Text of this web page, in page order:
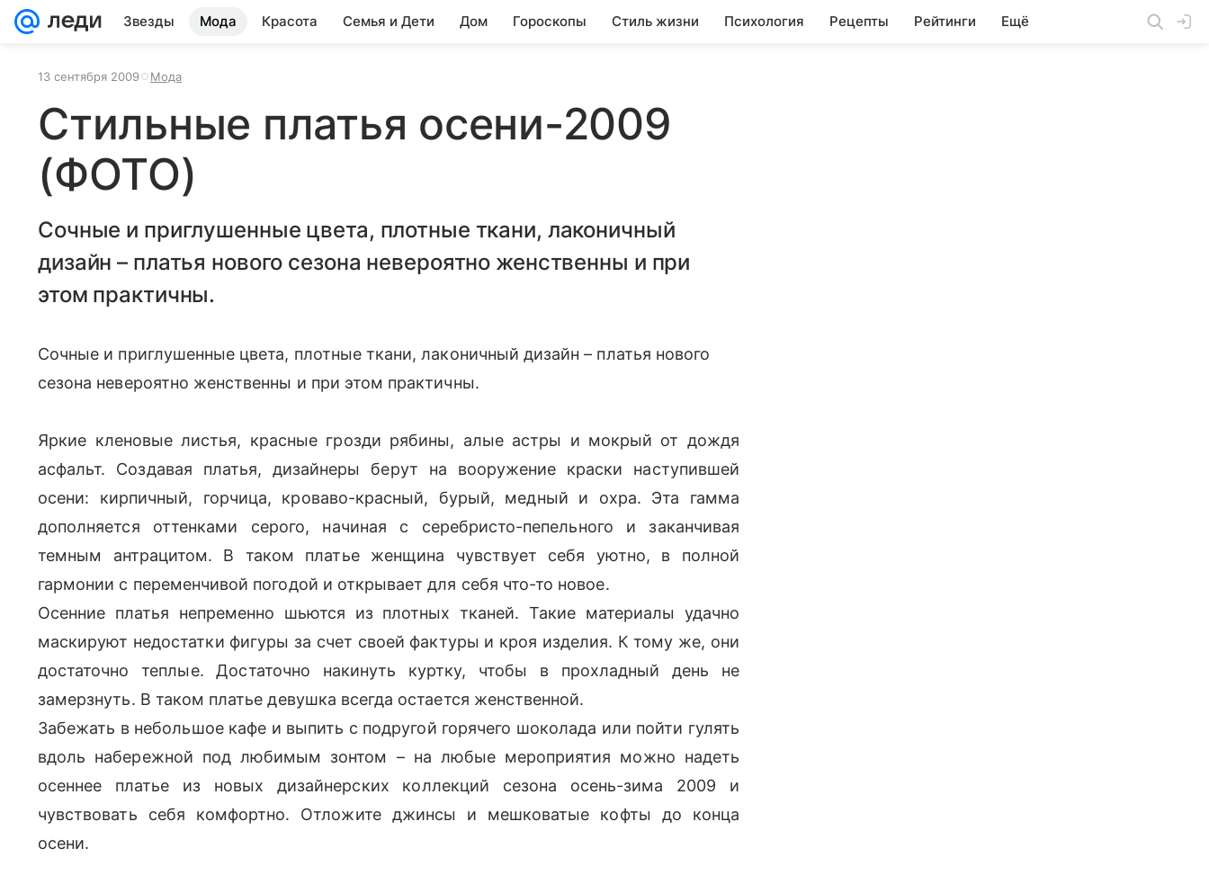
Звезды Мода Красота Семья и Дети Дом Гороскопы Стиль жизни Психология Рецепты Рейтинги Ещё
13 сентября 2009 Мода
Стильные платья осени-2009
(ФОТО)
Сочные и приглушенные цвета, плотные ткани, лаконичный
дизайн – платья нового сезона невероятно женственны и при
этом практичны.
Сочные и приглушенные цвета, плотные ткани, лаконичный дизайн – платья нового
сезона невероятно женственны и при этом практичны.
Яркие кленовые листья, красные грозди рябины, алые астры и мокрый от дождя
асфальт. Создавая платья, дизайнеры берут на вооружение краски наступившей
осени: кирпичный, горчица, кроваво-красный, бурый, медный и охра. Эта гамма
дополняется оттенками серого, начиная с серебристо-пепельного и заканчивая
темным антрацитом. В таком платье женщина чувствует себя уютно, в полной
гармонии с переменчивой погодой и открывает для себя что-то новое.
Осенние платья непременно шьются из плотных тканей. Такие материалы удачно
маскируют недостатки фигуры за счет своей фактуры и кроя изделия. К тому же, они
достаточно теплые. Достаточно накинуть куртку, чтобы в прохладный день не
замерзнуть. В таком платье девушка всегда остается женственной.
Забежать в небольшое кафе и выпить с подругой горячего шоколада или пойти гулять
вдоль набережной под любимым зонтом – на любые мероприятия можно надеть
осеннее платье из новых дизайнерских коллекций сезона осень-зима 2009 и
чувствовать себя комфортно. Отложите джинсы и мешковатые кофты до конца
осени.